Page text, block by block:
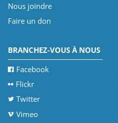
Nous joindre
Faire un don
BRANCHEZ-VOUS À NOUS
Facebook
Flickr
Twitter
Vimeo